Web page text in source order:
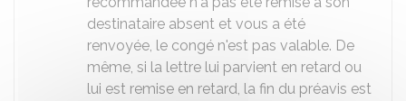
destinataire absent et vous a été
renvoyée, le congé n'est pas valable. De
même, si la lettre lui parvient en retard ou
lui est remise en retard, la fin du préavis est